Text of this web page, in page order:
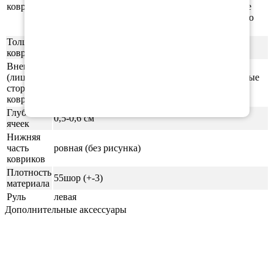
ковриков
производят спортивные маты, гимнастические
коврики, подошву для обуви, шлёпки и прочую
Толщина
ковриков
Внешняя
(лицевая)
сторона
ковриков
ячейки СОТЫ/РОМБ (напоминающие пчелиные
Глубина
ячеек
0,5-0,6 см
Нижняя
часть
ковриков
ровная (без рисунка)
Плотность
материала
55шор (+-3)
Руль
левая
Дополнительные аксессуары